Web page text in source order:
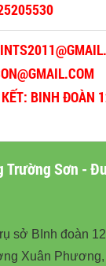
BINH ĐOÀN
Trường Sơn -
sở BInh đoàn
Xuân Phương,